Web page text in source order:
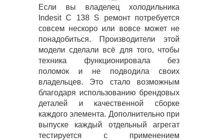
Если вы владелец холодильника
Indesit C 138 S ремонт потребуется
совсем нескоро или вовсе может не
понадобиться. Производители этой
модели сделали всё для того, чтобы
техника функционировала без
поломок и не подводила своих
владельцев. Это стало возможным
благодаря использованию брендовых
деталей и качественной сборке
каждого элемента. Дополнительно при
выпуске каждый отдельный агрегат
тестируется с применением